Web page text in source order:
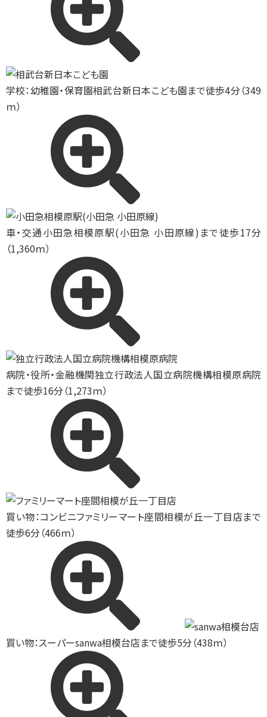
学校：幼稚園・保育園相武台新日本こども園まで徒歩4分（349
ｍ）
車・交通小田急相模原駅(小田急 小田原線)まで徒歩17分
（1,360ｍ）
病院・役所・金融機関独立行政法人国立病院機構相模原病院
まで徒歩16分（1,273ｍ）
買い物：コンビニファミリーマート座間相模が丘一丁目店まで
徒歩6分（466ｍ）
買い物：スーパーsanwa相模台店まで徒歩5分（438ｍ）